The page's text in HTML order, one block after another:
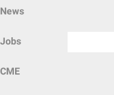
News
Jobs
CME